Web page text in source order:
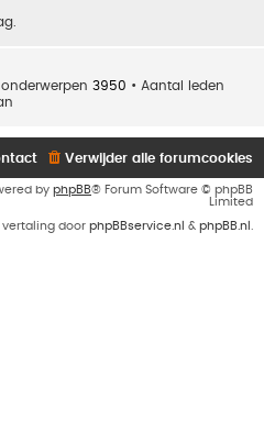
3950 • Aantal leden
Verwijder alle forumcookies
by phpBB® Forum Software © phpBB
Limited
vertaling door phpBBservice.nl & phpBB.nl